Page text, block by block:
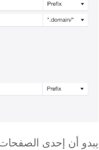
يبدو أن إحدى